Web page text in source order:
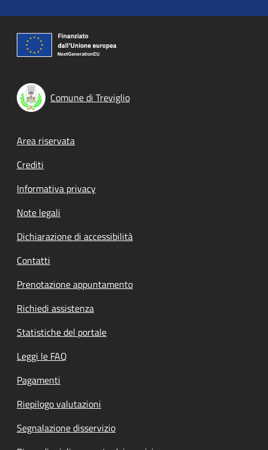
Comune di Treviglio
Footer menu
Area riservata
Crediti
Informativa privacy
Note legali
Dichiarazione di accessibilità
Contatti
Prenotazione appuntamento
Richiedi assistenza
Statistiche del portale
Leggi le FAQ
Pagamenti
Riepilogo valutazioni
Segnalazione disservizio